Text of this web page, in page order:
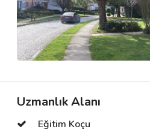
Uzmanlık Alanı
Eğitim Koçu